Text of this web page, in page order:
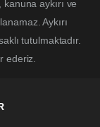
aykırı ve
Aykırı
tutulmaktadır.
ederiz.